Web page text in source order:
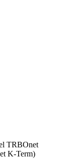
TRBOnet
K-Term)